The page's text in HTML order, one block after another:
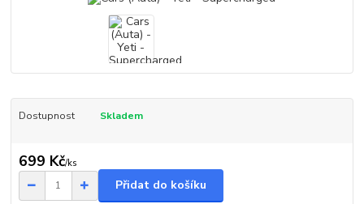
Dostupnost Skladem
699 Kč/ks
Přidat do košíku